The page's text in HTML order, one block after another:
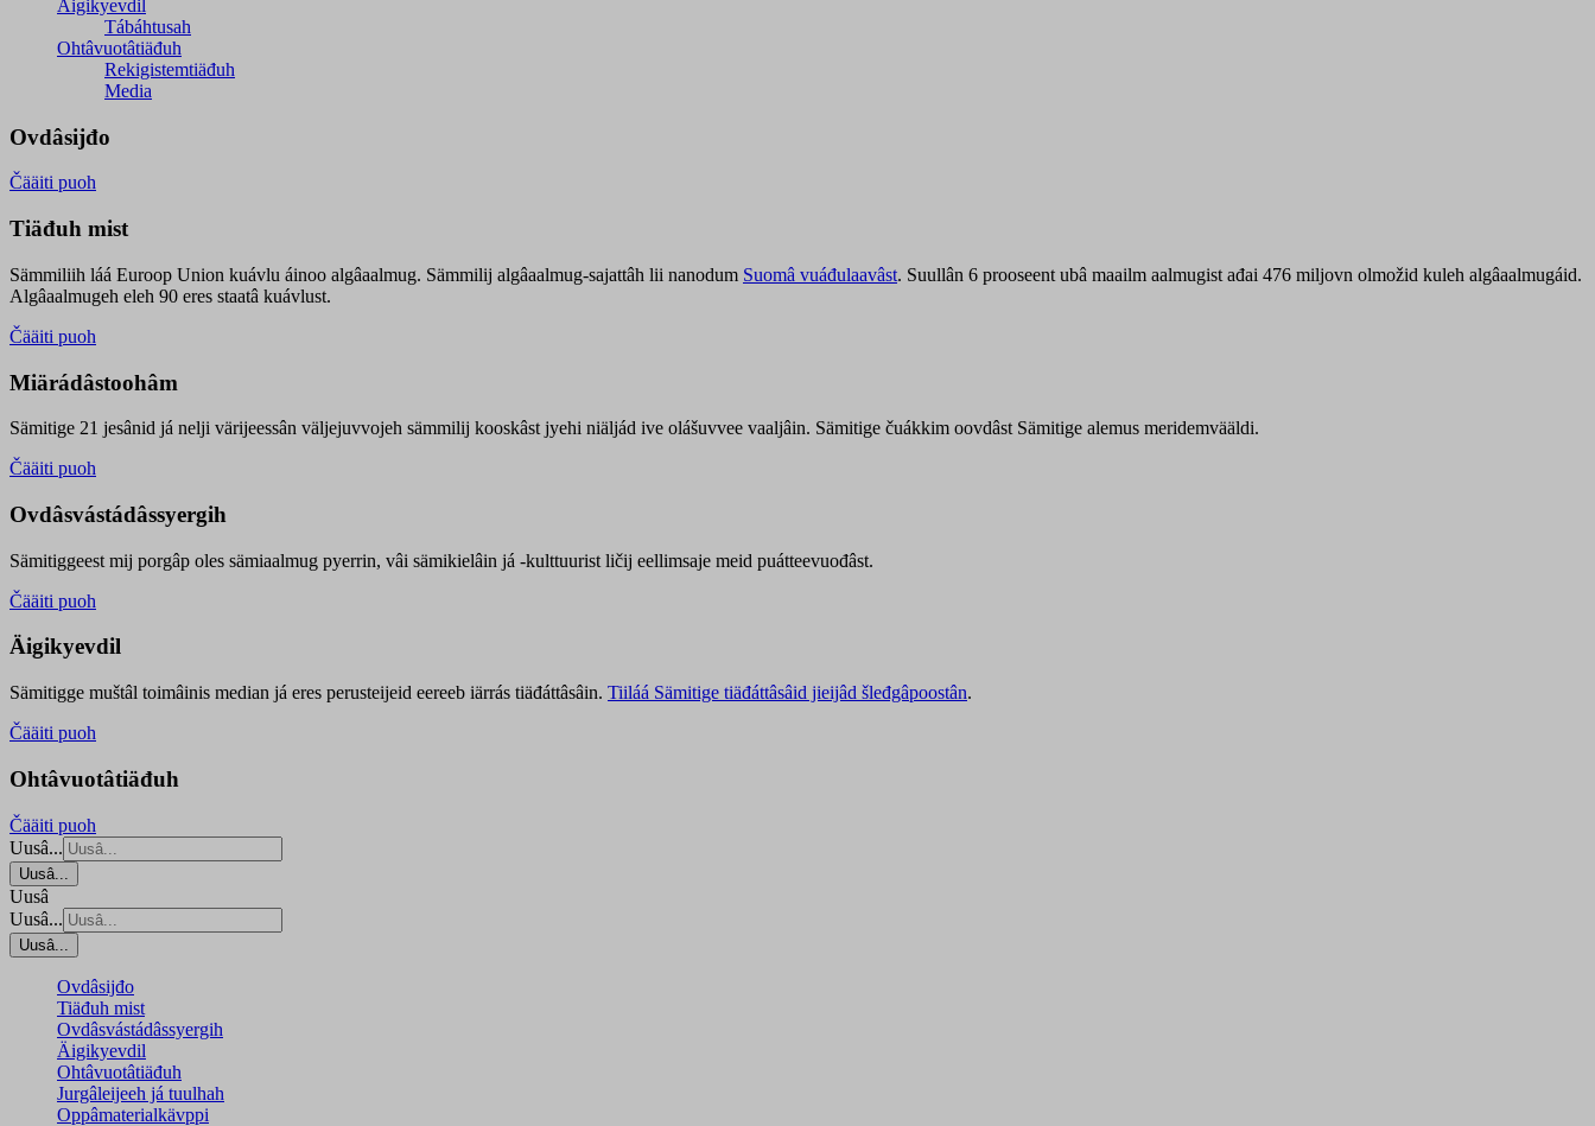
Äigikyevdil
Tábáhtusah
Ohtâvuotâtiäđuh
Rekigistemtiäđuh
Media
Ovdâsijđo
Čääiti puoh
Tiäđuh mist
Sämmiliih láá Euroop Union kuávlu áinoo algâaalmug. Sämmilij algâaalmug-sajattâh lii nanodum Suomâ vuáđulaavâst. Suullân 6 prooseent ubâ maailm aalmugist ađai 476 miljovn olmožid kuleh algâaalmugáid.
Algâaalmugeh eleh 90 eres staatâ kuávlust.
Čääiti puoh
Miärádâstoohâm
Sämitige 21 jesânid já nelji värijeessân väljejuvvojeh sämmilij kooskâst jyehi niäljád ive olášuvvee vaaljâin. Sämitige čuákkim oovdâst Sämitige alemus meridemvääldi.
Čääiti puoh
Ovdâsvástádâssyergih
Sämitiggeest mij porgâp oles sämiaalmug pyerrin, vâi sämikielâin já -kulttuurist ličij eellimsaje meid puátteevuođâst.
Čääiti puoh
Äigikyevdil
Sämitigge muštâl toimâinis median já eres perusteijeid eereeb iärrás tiäđáttâsâin. Tiiláá Sämitige tiäđáttâsâid jieijâd šleđgâpoostân.
Čääiti puoh
Ohtâvuotâtiäđuh
Čääiti puoh
Uusâ...
Uusâ...
Uusâ
Uusâ...
Uusâ...
Ovdâsijđo
Tiäđuh mist
Ovdâsvástádâssyergih
Äigikyevdil
Ohtâvuotâtiäđuh
Jurgâleijeeh já tuulhah
Oppâmaterialkävppi